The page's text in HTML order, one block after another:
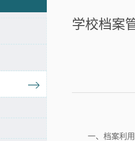
学校档案
一、档案利